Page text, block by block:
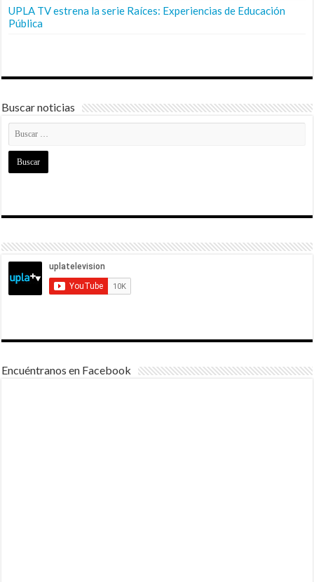
UPLA TV estrena la serie Raíces: Experiencias de Educación
Pública
Buscar noticias
Encuéntranos en Facebook